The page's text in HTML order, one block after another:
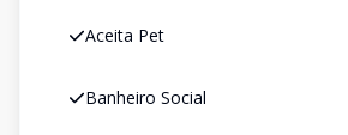
Aceita Pet
Banheiro Social